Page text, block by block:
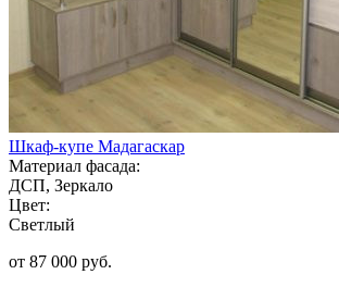
Шкаф-купе Мадагаскар
Материал фасада:
ДСП, Зеркало
Цвет:
Светлый
от 87 000 руб.